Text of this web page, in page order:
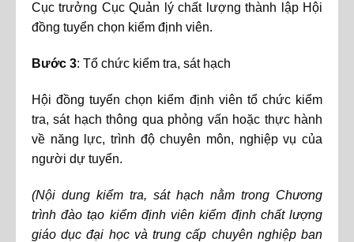
Cục trưởng Cục Quản lý chất lượng thành lập Hội
đồng tuyển chọn kiểm định viên.
Bước 3: Tổ chức kiểm tra, sát hạch
Hội đồng tuyển chọn kiểm định viên tổ chức kiểm
tra, sát hạch thông qua phỏng vấn hoặc thực hành
về năng lực, trình độ chuyên môn, nghiệp vụ của
người dự tuyển.
(Nội dung kiểm tra, sát hạch nằm trong Chương
trình đào tạo kiểm định viên kiểm định chất lượng
giáo dục đại học và trung cấp chuyên nghiệp ban